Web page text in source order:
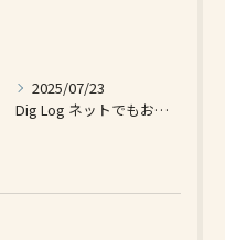
2025/07/23
Dig Log ネットでもお買い求め出来ます❗️